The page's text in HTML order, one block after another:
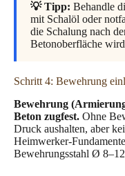
💡 Tipp: Behandle
mit Schalöl oder
die Schalung nach
Betonoberfläche
Schritt 4: Bewehrung
Bewehrung
Beton zugfest. Ohne
Druck aushalten, aber
Heimwerker-
Bewehrungsstahl Ø